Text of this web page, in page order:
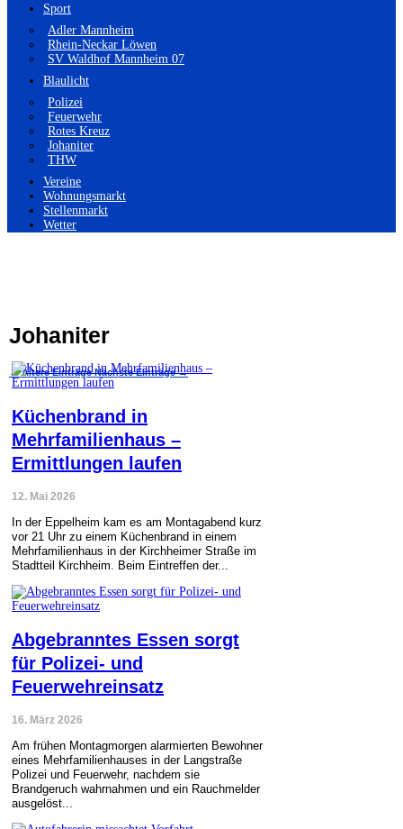
Sport
Adler Mannheim
Rhein-Neckar Löwen
SV Waldhof Mannheim 07
Blaulicht
Polizei
Feuerwehr
Rotes Kreuz
Johaniter
THW
Vereine
Wohnungsmarkt
Stellenmarkt
Wetter
Johaniter
←Ältere Einträge Nächste Einträge→
Küchenbrand in
Mehrfamilienhaus –
Ermittlungen laufen
12. Mai 2026
In der Eppelheim kam es am Montagabend kurz
vor 21 Uhr zu einem Küchenbrand in einem
Mehrfamilienhaus in der Kirchheimer Straße im
Stadtteil Kirchheim. Beim Eintreffen der...
Abgebranntes Essen sorgt
für Polizei- und
Feuerwehreinsatz
16. März 2026
Am frühen Montagmorgen alarmierten Bewohner
eines Mehrfamilienhauses in der Langstraße
Polizei und Feuerwehr, nachdem sie
Brandgeruch wahrnahmen und ein Rauchmelder
ausgelöst...